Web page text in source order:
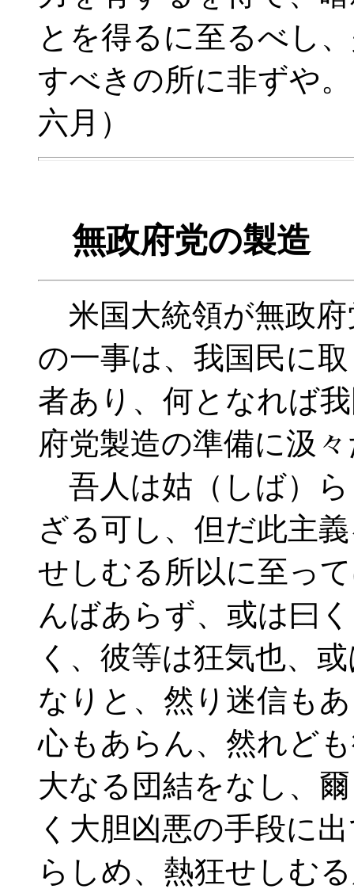
とを得るに至るべし
すべきの所に非ず
六月）
無政府党の製
米国大統領が無政
の一事は、我国民に
者あり、何となれば
府党製造の準備に汲
吾人は姑（しば）
ざる可し、但だ此主
せしむる所以に至っ
んばあらず、或は曰
く、彼等は狂気也、
なりと、然り迷信も
心もあらん、然れど
大なる団結をなし、
く大胆凶悪の手段に
らしめ、熱狂せしむ